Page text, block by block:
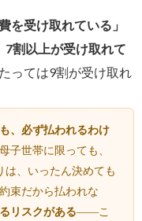
を受け取れている」
7割以上が受け取れて
っては9割が受け取れ
、必ず払われるわけ
子世帯に限っても、
、いったん決めても
束だから払われな
リスクがある――こ